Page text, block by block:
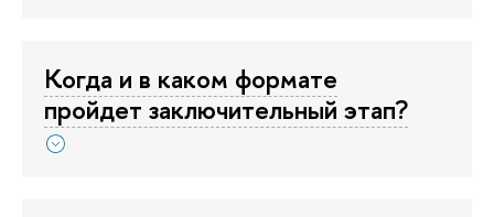
Когда и в каком формате
пройдет заключительный этап?